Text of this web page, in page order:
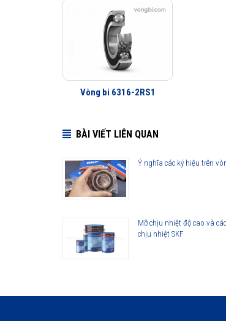
Những cải tiến quan trọng đối với vòng
Cải tiến thiết kế hình học
Sử dụng vật liệu mới
Viên bi có chất lượng cao
Phớt che chắn thế hệ mới
Lợi ích của những cải tiến đối với vòng bi
Tuổi thọ vòng bi cao hơn
Vòng bi 6316-2RS1
BÀI VIẾT LIÊN QUAN
Ý nghĩa các ký hiệu trên
Mỡ chịu nhiệt độ cao và
chịu nhiệt SKF